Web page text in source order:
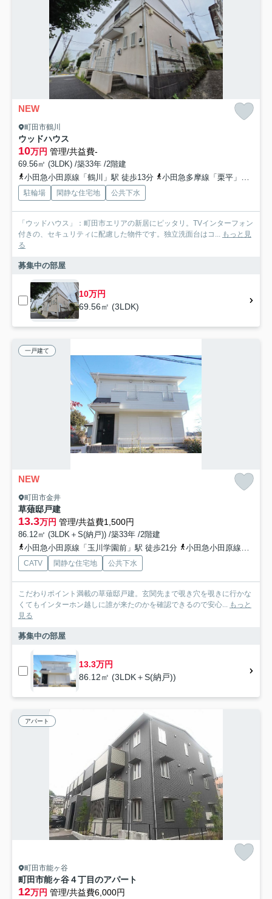
NEW
町田市鶴川
ウッドハウス
10万円 管理/共益費-
69.56㎡ (3LDK) /築33年 /2階建
小田急小田原線「鶴川」駅 徒歩13分
小田急多摩線「栗平」駅 徒歩37分
駐輪場 閑静な住宅地 公共下水
「ウッドハウス」：町田市エリアの新居にピッタリ。TVインターフォン
付きの、セキュリティに配慮した物件です。独立洗面台はコ... もっと見
る
募集中の部屋
10万円
69.56㎡ (3LDK)
一戸建て
NEW
町田市金井
草薙邸戸建
13.3万円 管理/共益費1,500円
86.12㎡ (3LDK＋S(納戸)) /築33年 /2階建
小田急小田原線「玉川学園前」駅 徒歩21分
小田急小田原線「鶴川」駅 バス8分 「木倉」 停歩2分
CATV 閑静な住宅地 公共下水
こだわりポイント満載の草薙邸戸建。玄関先まで覗き穴を覗きに行かな
くてもインターホン越しに誰が来たのかを確認できるので安心... もっと
見る
募集中の部屋
13.3万円
86.12㎡ (3LDK＋S(納戸))
アパート
町田市能ヶ谷
町田市能ヶ谷４丁目のアパート
12万円 管理/共益費6,000円